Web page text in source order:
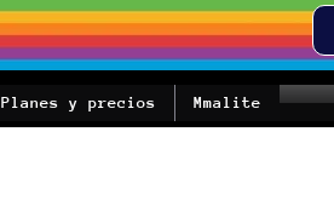
Mmalite
Planes y precios